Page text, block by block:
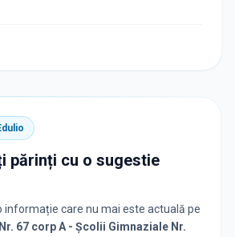
părinți cu o sugestie
informație care nu mai este actuală pe
67 corp A - Școlii Gimnaziale Nr.